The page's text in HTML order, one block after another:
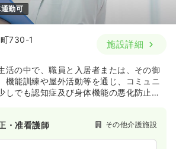
勤可
730-1 施設詳細
活の中で、職員と入居者または、その御
機能訓練や屋外活動等を通じ、コミュニ
しでも認知症及び身体機能の悪化防止に
・准看護師 その他介護施設